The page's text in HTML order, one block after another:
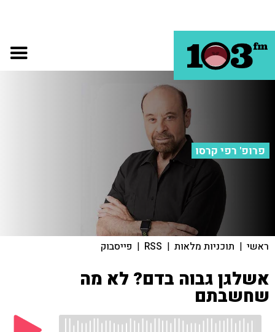
פרופ' רפי קרסו
ראשי | תוכניות מלאות |
RSS
| פייסבוק
אשלגן גבוה בדם? לא מה
שחשבתם